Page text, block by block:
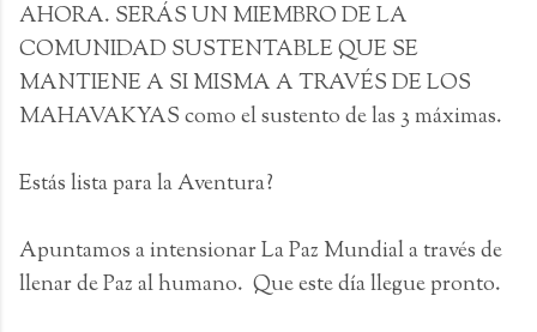
AHORA. SERÁS UN MIEMBRO DE LA
COMUNIDAD SUSTENTABLE QUE SE
MANTIENE A SI MISMA A TRAVÉS DE LOS
MAHAVAKYAS como el sustento de las 3 máximas.
Estás lista para la Aventura?
Apuntamos a intensionar La Paz Mundial a través de
llenar de Paz al humano. Que este día llegue pronto.